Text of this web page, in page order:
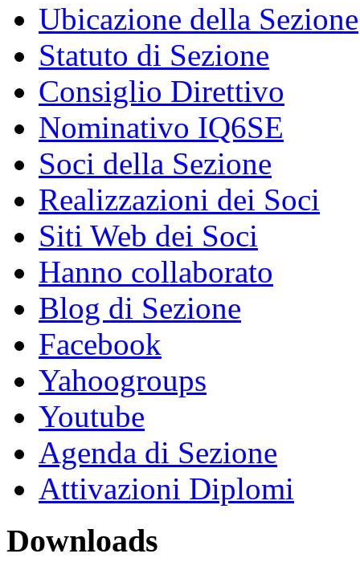
Ubicazione della Sezione
Statuto di Sezione
Consiglio Direttivo
Nominativo IQ6SE
Soci della Sezione
Realizzazioni dei Soci
Siti Web dei Soci
Hanno collaborato
Blog di Sezione
Facebook
Yahoogroups
Youtube
Agenda di Sezione
Attivazioni Diplomi
Downloads